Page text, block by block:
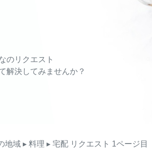
のリクエスト
解決してみませんか？
地域 ▸ 料理 ▸ 宅配 リクエスト 1ページ目